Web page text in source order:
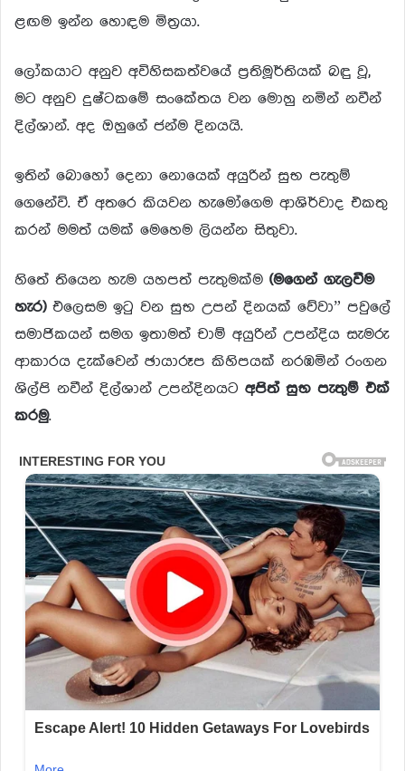
ළඟම ඉන්න හොඳම මිත්‍රයා.
ලෝකයාට අනුව අවිහිසකත්වයේ ප්‍රතිමූර්තියක් බඳු වූ,
මට අනුව දුෂ්ටකමේ සංකේතය වන මොහු නමින් නවීන්
දිල්ශාන්. අද ඔහුගේ ජන්ම දිනයයි.
ඉතින් බොහෝ දෙනා නොයෙක් අයුරින් සුභ පැතුම්
ගෙනේවි. ඒ අතරෙ කියවන හැමෝගෙම ආශිර්වාද එකතු
කරන් මමත් යමක් මෙහෙම ලියන්න සිතුවා.
හිතේ තියෙන හැම යහපත් පැතුමක්ම (මගෙන් ගැලවීම
හැර)එලෙසම ඉටු වන සුභ උපන් දිනයක් වේවා” පවුලේ
සමාජිකයන් සමග ඉතාමත් චාම් අයුරින් උපන්දිය සැමරු
ආකාරය දැක්වෙන් ඡායාරූප කිහිපයක් නරඹමින් රංගන
ශිල්පි නවීන් දිල්ශාන් උපන්දිනයට අපිත් සුභ පැතුම් එක්
කරමු.